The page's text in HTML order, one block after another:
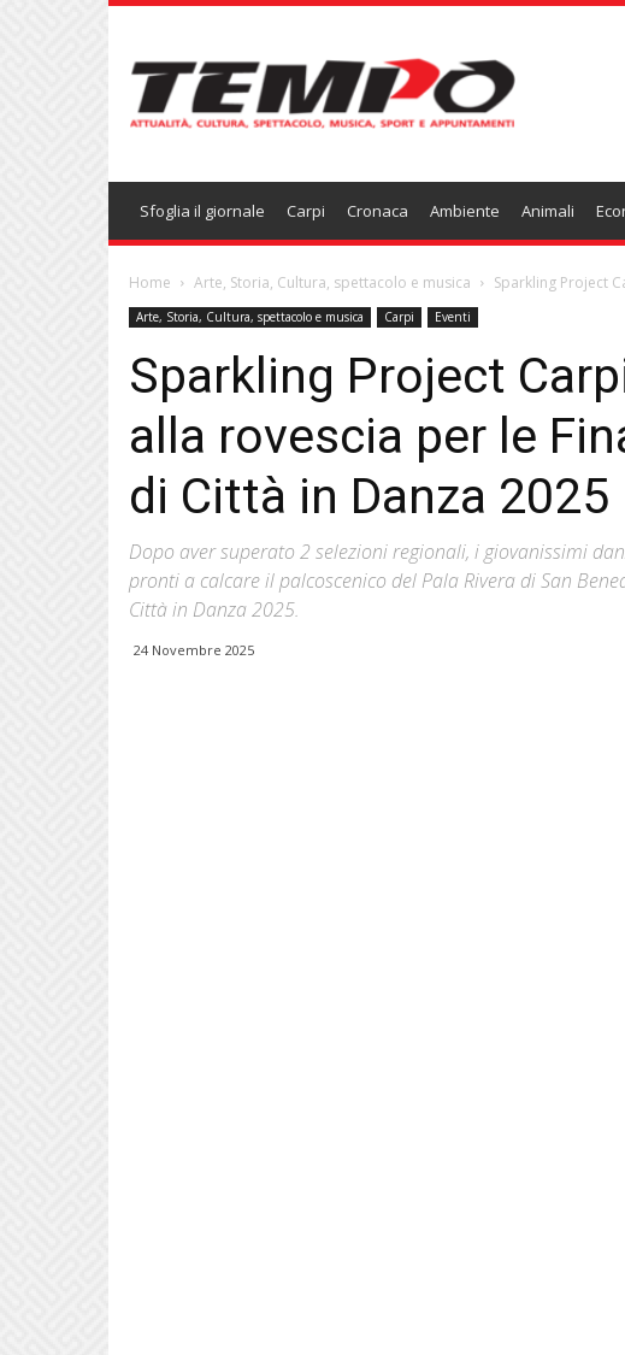
Sfoglia il giornale Carpi Cronaca Ambiente Animali
Home Arte, Storia, Cultura, spettacolo e musica Sparkling Project
Arte, Storia, Cultura, spettacolo e musica Carpi Eventi
Sparkling Project
alla rovescia per le
di Città in Danza 2025
Dopo aver superato 2 selezioni regionali, i giovanissimi
pronti a calcare il palcoscenico del Pala Rivera di San
Città in Danza 2025.
24 Novembre 2025